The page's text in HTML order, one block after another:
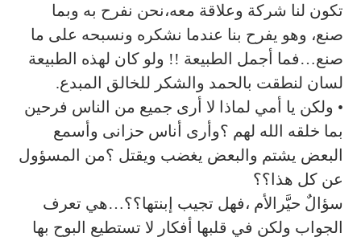
تكون لنا شركة وعلاقة معه،نحن نفرح به وبما
صنع، وهو يفرح بنا عندما نشكره ونسبحه على ما
صنع…فما أجمل الطبيعة !! ولو كان لهذه الطبيعة
لسان لنطقت بالحمد والشكر للخالق المبدع.
• ولكن يا أمي لماذا لا أرى جميع من الناس فرحين
بما خلقه الله لهم ؟وأرى أناس حزانى وأسمع
البعض يشتم والبعض يغضب ويقتل ؟من المسؤول
عن كل هذا؟؟
سؤالٌ حيَّرالأم ،فهل تجيب إبنتها؟؟…هي تعرف
الجواب ولكن في قلبها أفكار لا تستطيع البوح بها